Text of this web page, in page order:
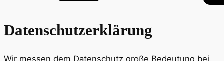
Datenschutzerklärung
Wir messen dem Datenschutz große Bedeutung bei.